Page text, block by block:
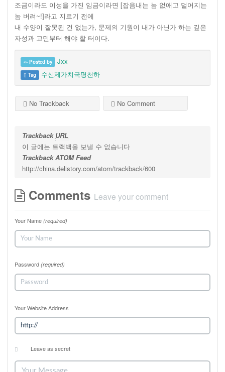
조금이라도 이성을 가진 임금이라면 [잡음내는 놈 없애고 멀어지는
놈 버려~!]라고 지르기 전에
내 수양이 잘못된 건 없는가, 문제의 기원이 내가 아닌가 하는 깊은
자성과 고민부터 해야 할 터이다.
Posted by Jxx
Tag 수신제가치국평천하
No Trackback No Comment
Trackback URL
이 글에는 트랙백을 보낼 수 없습니다
Trackback ATOM Feed
http://china.delistory.com/atom/trackback/600
Comments Leave your comment
Your Name (required)
Password (required)
Your Website Address
Leave as secret